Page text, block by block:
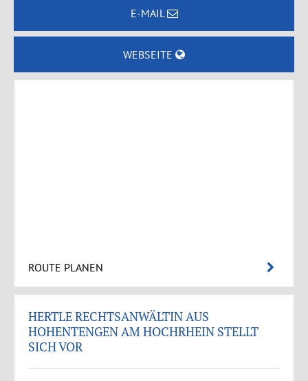
E-MAIL
WEBSEITE
ROUTE PLANEN
HERTLE RECHTSANWÄLTIN AUS
HOHENTENGEN AM HOCHRHEIN STELLT
SICH VOR